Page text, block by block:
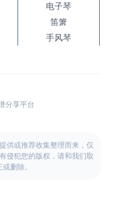
电子琴
笛箫
手风琴
分享平台
供或推荐收集整理而来，仅
侵犯您的版权，请和我们取
删除。